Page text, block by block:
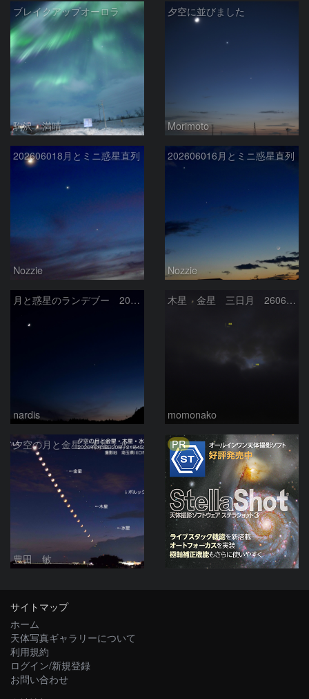
ブレイクアップオーロラ
駒沢 満晴
夕空に並びました
Morimoto
202606018月とミニ惑星直列
Nozzie
202606016月とミニ惑星直列
Nozzie
月と惑星のランデブー 2026/06/19
nardis
木星 金星 三日月 260618
momonako
夕空の月と金星・木星・水星の接近 2026/6/18
豊田 敏
PR
サイトマップ
ホーム
天体写真ギャラリーについて
利用規約
ログイン/新規登録
お問い合わせ